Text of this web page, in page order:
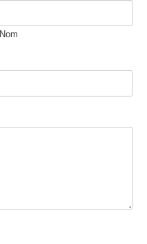
Nom